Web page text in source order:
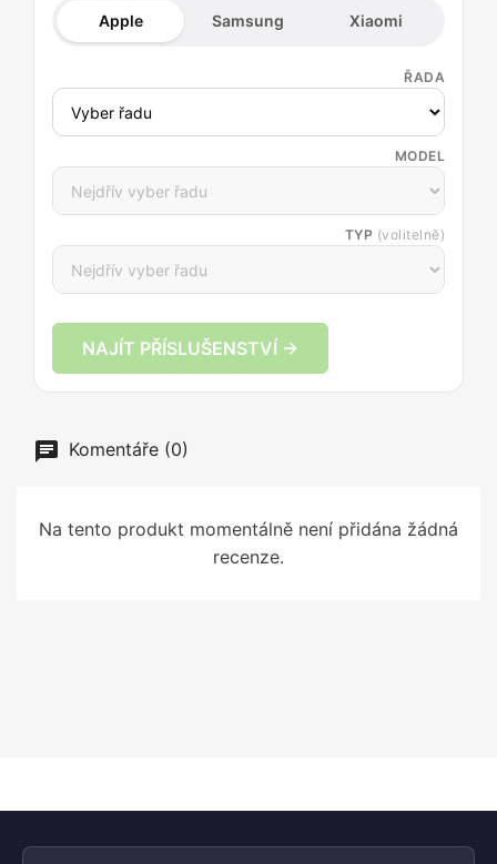
Apple Samsung Xiaomi
ŘADA
MODEL
TYP (volitelně)
NAJÍT PŘÍSLUŠENSTVÍ →
Komentáře (0)
Na tento produkt momentálně není přidána žádná
recenze.